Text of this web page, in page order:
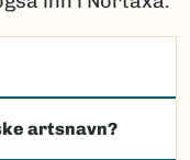
artsnavn?